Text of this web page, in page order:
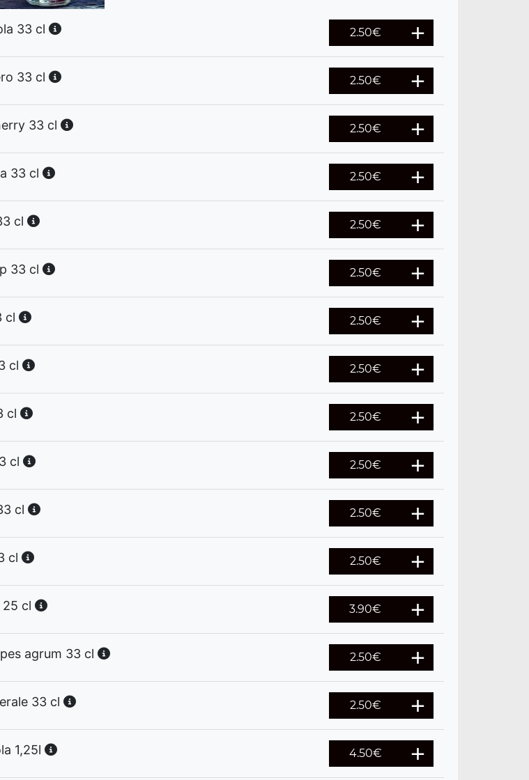
33 cl 2.50€
33 cl 2.50€
33 cl 2.50€
33 cl 2.50€
cl 2.50€
33 cl 2.50€
cl 2.50€
cl 2.50€
cl 2.50€
cl 2.50€
cl 2.50€
cl 2.50€
25 cl 3.90€
agrum 33 cl 2.50€
33 cl 2.50€
1,25l 4.50€